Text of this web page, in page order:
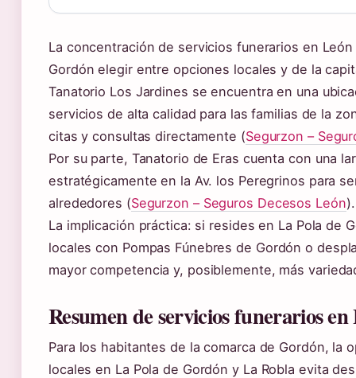
La concentración de servicios funerarios en
Gordón elegir entre opciones locales y de la
Tanatorio Los Jardines se encuentra en una
servicios de alta calidad para las familias de la
citas y consultas directamente (Segurzon –
Por su parte, Tanatorio de Eras cuenta con una
estratégicamente en la Av. los Peregrinos para
alrededores (Segurzon – Seguros Decesos León).
La implicación práctica: si resides en La Pola de
locales con Pompas Fúnebres de Gordón o
mayor competencia y, posiblemente, más
Resumen de servicios funerarios
Para los habitantes de la comarca de Gordón, la
locales en La Pola de Gordón y La Robla evita